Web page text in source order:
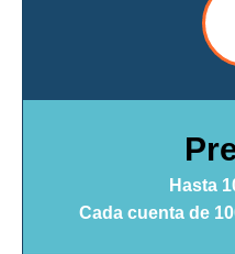
Hasta
Cada cuenta de